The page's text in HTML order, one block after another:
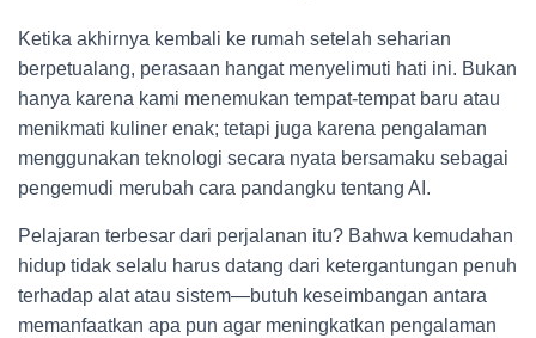
Ketika akhirnya kembali ke rumah setelah seharian
berpetualang, perasaan hangat menyelimuti hati ini. Bukan
hanya karena kami menemukan tempat-tempat baru atau
menikmati kuliner enak; tetapi juga karena pengalaman
menggunakan teknologi secara nyata bersamaku sebagai
pengemudi merubah cara pandangku tentang AI.
Pelajaran terbesar dari perjalanan itu? Bahwa kemudahan
hidup tidak selalu harus datang dari ketergantungan penuh
terhadap alat atau sistem—butuh keseimbangan antara
memanfaatkan apa pun agar meningkatkan pengalaman